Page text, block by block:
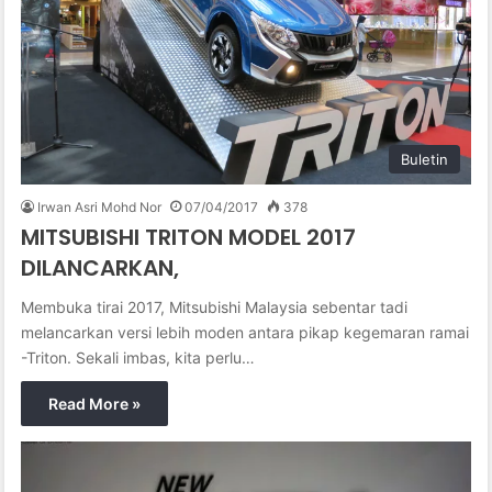
Buletin
Irwan Asri Mohd Nor 07/04/2017 378
MITSUBISHI TRITON MODEL 2017
DILANCARKAN,
Membuka tirai 2017, Mitsubishi Malaysia sebentar tadi
melancarkan versi lebih moden antara pikap kegemaran ramai
-Triton. Sekali imbas, kita perlu…
Read More »